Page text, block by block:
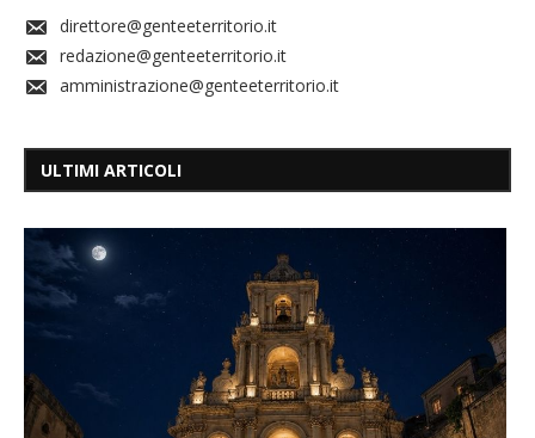
direttore@genteeterritorio.it
redazione@genteeterritorio.it
amministrazione@genteeterritorio.it
ULTIMI ARTICOLI